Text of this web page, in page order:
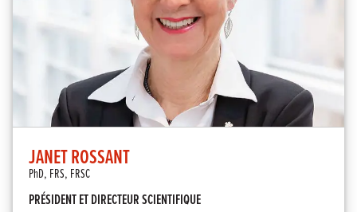
JANET ROSSANT
PhD, FRS, FRSC
PRÉSIDENT ET DIRECTEUR SCIENTIFIQUE